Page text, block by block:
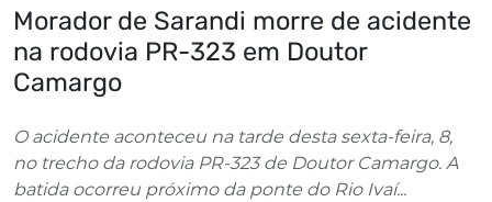
Morador de Sarandi morre de acidente
na rodovia PR-323 em Doutor
Camargo
O acidente aconteceu na tarde desta sexta-feira, 8,
no trecho da rodovia PR-323 de Doutor Camargo. A
batida ocorreu próximo da ponte do Rio Ivaí...